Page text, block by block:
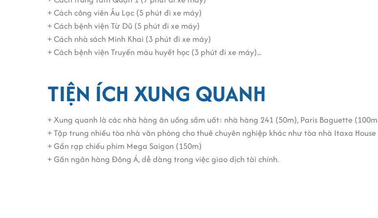
+ Cách công viên Âu Lạc (5 phút đi xe máy)
+ Cách bệnh viện Từ Dũ (5 phút đi xe máy)
+ Cách nhà sách Minh Khai (3 phút đi xe máy)
+ Cách bệnh viện Truyền máu huyết học (3 phút đi xe máy)...
TIỆN ÍCH XUNG QUANH
+ Xung quanh là các nhà hàng ăn uống sầm uất: nhà hàng 241 (50m), Paris Baguette
+ Tập trung nhiều tòa nhà văn phòng cho thuê chuyên nghiệp khác như tòa nhà Itaxa
+ Gần rạp chiếu phim Mega Saigon (150m)
+ Gần ngân hàng Đông Á, dễ dàng trong việc giao dịch tài chính.